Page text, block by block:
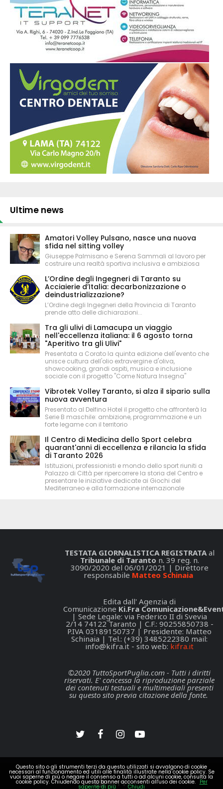
Ultime news
Amatori Volley Pulsano, nasce una nuova
sfida nel sitting volley
Giuseppe Palmisano e Serena Sammali al lavoro per
costruire una realtà sportiva inclusiva e ambiziosa
L’Ordine degli Ingegneri di Taranto su
Acciaierie d’Italia: decarbonizzazione o
deindustrializzazione?
L’Ordine degli Ingegneri della Provincia di Taranto
prende atto delle dichiarazioni...
Tra gli ulivi di Lamacupa un viaggio
nell'eccellenza italiana: il 6 agosto torna
"Aperitivo tra gli Ulivi"
Presentata a Corato la quinta edizione dell'evento che
unisce cultura dell'olio extravergine d'oliva,
showcooking, grandi ospiti, musica e inclusione
sociale con il progetto "Come Natura Insegna"
Vibrotek Volley Taranto, si alza il sipario sulla
nuova avventura
Presentato al Delfino Hotel il progetto che affronterà la
Serie B maschile: ambizione, programmazione e un
forte legame con il territorio
Il Centro di Medicina dello Sport celebra
quarant'anni di eccellenza e rilancia la sfida
di Taranto 2026
Istituzioni, professionisti e mondo dello sport riuniti a
Palazzo di Città per ripercorrere la storia del Centro e
presentare le iniziative dedicate ai Giochi del
Mediterraneo e alla formazione internazionale
TESTATA GIORNALISTICA REGISTRATAal
Tribunale di Taranto n. 39 reg. n.
3090/2020 del 06/01/2021 | Direttore
responsabile Matteo Schinaia
Edita dall' Agenzia di
Comunicazione Ki.Fra
| Sede Legale: via Federico II di Svevia
2/14 74122 Taranto | C.F.: 90255850738 -
P.IVA 03189150737 | Presidente: Matteo
Schinaia | Tel.: (+39) 3485222380 mail:
info@kifra.it - sito web: kifra.it
©2020 TuttoSportPuglia.com - Tutti i diritti
riservati. E' concessa la riproduzione parziale
dei contenuti testuali e multimediali presenti
su questo sito previa citazione della fonte.
Questo sito o gli strumenti terzi da questo utilizzati si avvalgono di cookie
necessari al funzionamento ed utili alle finalità illustrate nella cookie policy. Se
vuoi saperne di più o negare il consenso a tutti o ad alcuni cookie, consulta la
cookie policy. Chiudendo questo banner acconsenti all'uso dei cookie. Per
saperne di più Chiudi